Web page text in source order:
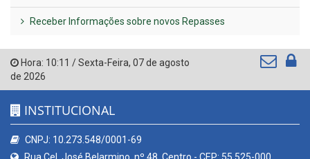
Receber Informações sobre novos Repasses
Hora: 10:11 /Sexta-Feira, 07 de agosto
de 2026
INSTITUCIONAL
CNPJ: 10.273.548/0001-69